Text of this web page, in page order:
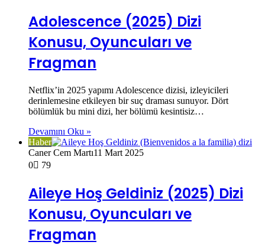
Adolescence (2025) Dizi
Konusu, Oyuncuları ve
Fragman
Netflix’in 2025 yapımı Adolescence dizisi, izleyicileri
derinlemesine etkileyen bir suç draması sunuyor. Dört
bölümlük bu mini dizi, her bölümü kesintisiz…
Devamını Oku »
Haber
Caner Cem Martı11 Mart 2025
0
79
Aileye Hoş Geldiniz (2025) Dizi
Konusu, Oyuncuları ve
Fragman